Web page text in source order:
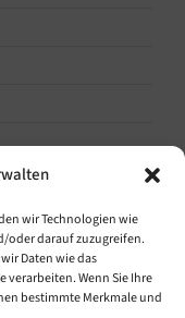
wir Technologien wie
oder darauf zuzugreifen.
Daten wie das
verarbeiten. Wenn Sie Ihre
bestimmte Merkmale und